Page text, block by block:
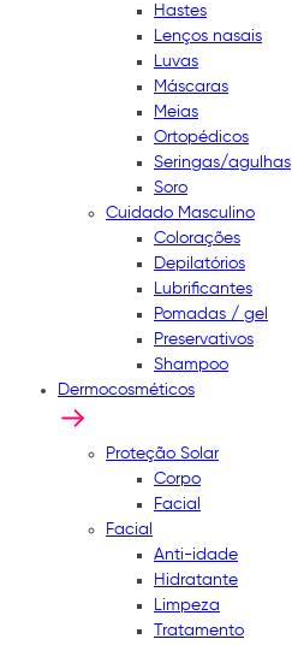
Hastes
Lenços nasais
Luvas
Máscaras
Meias
Ortopédicos
Seringas/agulhas
Soro
Cuidado Masculino
Colorações
Depilatórios
Lubrificantes
Pomadas / gel
Preservativos
Shampoo
Dermocosméticos
Proteção Solar
Corpo
Facial
Facial
Anti-idade
Hidratante
Limpeza
Tratamento